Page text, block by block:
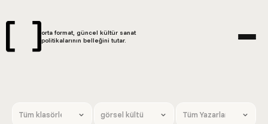
orta format, güncel kültür sanat
politikalarının belleğini tutar.